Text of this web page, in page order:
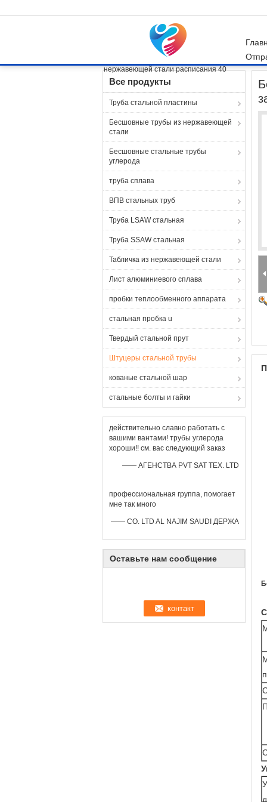
Штуцеры
нержавеющей стали расписания 40
Все продукты
Труба стальной пластины
Бесшовные трубы из нержавеющей
стали
Бесшовные стальные трубы
углерода
труба сплава
ВПВ стальных труб
Труба LSAW стальная
Труба SSAW стальная
Табличка из нержавеющей стали
Лист алюминиевого сплава
пробки теплообменного аппарата
стальная пробка u
Твердый стальной прут
Штуцеры стальной трубы
кованые стальной шар
стальные болты и гайки
действительно славно работать с
вашими вантами! трубы углерода
хороши!! см. вас следующий заказ
—— АГЕНСТВА PVT SAT TEX. LTD
профессиональная группа, помогает
мне так много
—— CO. LTD AL NAJIM SAUDI ДЕРЖА
Оставьте нам сообщение